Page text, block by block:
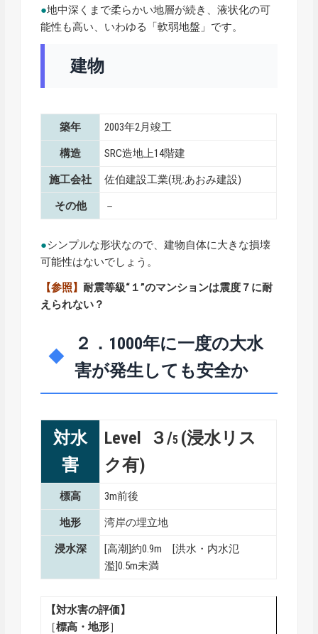
●地中深くまで柔らかい地層が続き、液状化の可
能性も高い、いわゆる「軟弱地盤」です。
建物
築年 2003年2月竣工
構造 SRC造地上14階建
施工会社 佐伯建設工業(現:あおみ建設)
その他 －
●シンプルな形状なので、建物自体に大きな損壊
可能性はないでしょう。
【参照】耐震等級“１”のマンションは震度７に耐
えられない？
２．1000年に一度の大水
害が発生しても安全か
対水
害
Level ３/5 (浸水リス
ク有)
標高 3m前後
地形 湾岸の埋立地
浸水深
[高潮]約0.9m [洪水・内水氾
濫]0.5m未満
【対水害の評価】
［標高・地形］